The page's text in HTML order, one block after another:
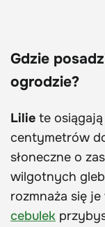
Gdzie
ogrodzie?
Lilie te
centymetrów
słoneczne o
wilgotnych
rozmnaża się
cebulek